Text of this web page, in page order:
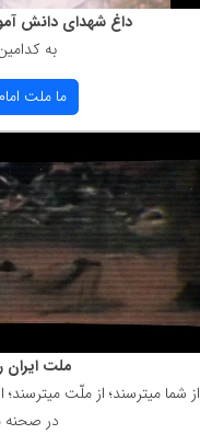
داغ شهدای دانش
به
ما ملت
ملت ایران
از شما میترسند؛ از ملّت میترسند؛
در صحنه